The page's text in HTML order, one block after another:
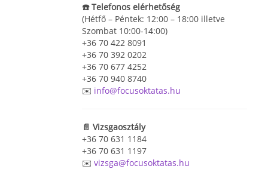
☎️ Telefonos elérhetőség
(Hétfő – Péntek: 12:00 – 18:00 illetve
Szombat 10:00-14:00)
+36 70 422 8091
+36 70 392 0202
+36 70 677 4252
+36 70 940 8740
✉️ info@focusoktatas.hu
📄 Vizsgaosztály
+36 70 631 1184
+36 70 631 1197
✉️ vizsga@focusoktatas.hu